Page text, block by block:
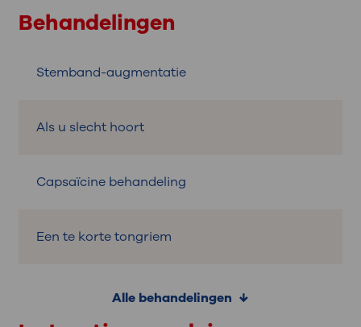
Behandelingen
Stemband-augmentatie
Als u slecht hoort
Capsaïcine behandeling
Een te korte tongriem
Alle behandelingen